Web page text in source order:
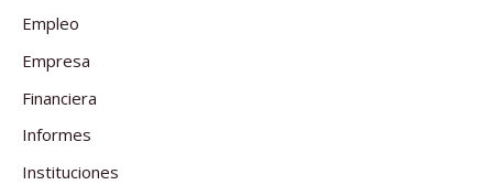
Empleo
Empresa
Financiera
Informes
Instituciones